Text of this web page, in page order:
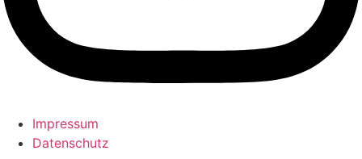
Impressum
Datenschutz